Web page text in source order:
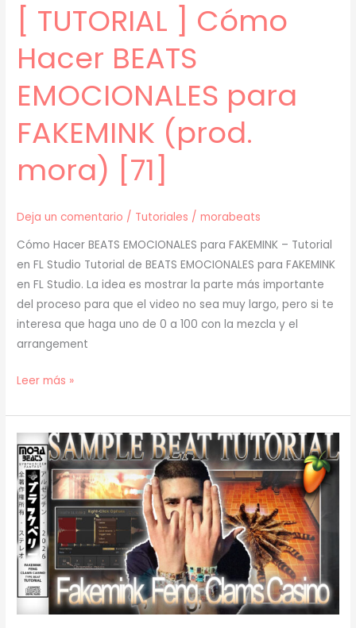
[ TUTORIAL ] Cómo
Hacer BEATS
EMOCIONALES para
FAKEMINK (prod.
mora) [71]
Deja un comentario / Tutoriales /morabeats
Cómo Hacer BEATS EMOCIONALES para FAKEMINK – Tutorial
en FL Studio Tutorial de BEATS EMOCIONALES para FAKEMINK
en FL Studio. La idea es mostrar la parte más importante
del proceso para que el video no sea muy largo, pero si te
interesa que haga uno de 0 a 100 con la mezcla y el
arrangement
[
]
Cómo
Hacer
BEATS
EMOCIONALES
para
FAKEMINK
(prod.
mora)
[71]
Leer más »